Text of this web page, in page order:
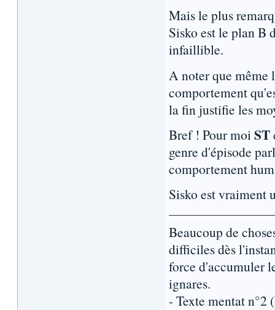
Mais le plus
Sisko est le plan B
infaillible.
A noter que même
comportement
la fin justifie les
Bref ! Pour moiST
genre d'épisode
comportement
Sisko est vraiment
Beaucoup de
difficiles dès
force d'accumuler
ignares.
- Texte mentat n°2